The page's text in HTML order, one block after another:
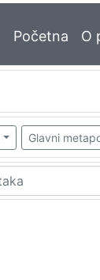
Početna O
Glavni